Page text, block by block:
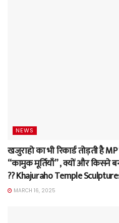
NEWS
खजुराहो का भी रिकार्ड तोड़ती है
“कामुक मूर्तियाँ” , क्यों और किसने
?? Khajuraho Temple
MARCH 16, 2025